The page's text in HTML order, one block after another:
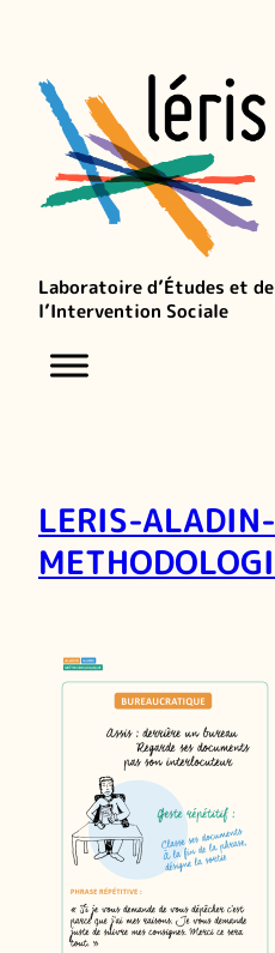
Laboratoire d’Études et
l’Intervention Sociale
LERIS-